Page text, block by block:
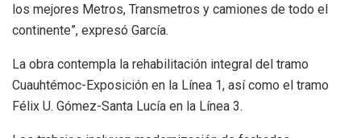
los mejores Metros, Transmetros y camiones de todo el
continente”, expresó García.
La obra contempla la rehabilitación integral del tramo
Cuauhtémoc-Exposición en la Línea 1, así como el tramo
Félix U. Gómez-Santa Lucía en la Línea 3.